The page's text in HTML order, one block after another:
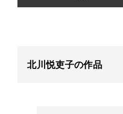
北川悦吏子の作品